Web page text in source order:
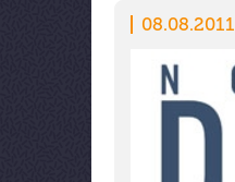
08.08.2011